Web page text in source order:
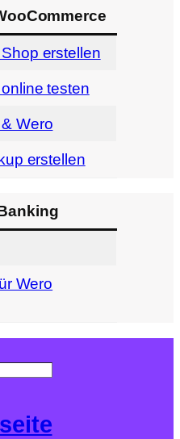
erstellen
testen
Wero
erstellen
Wero